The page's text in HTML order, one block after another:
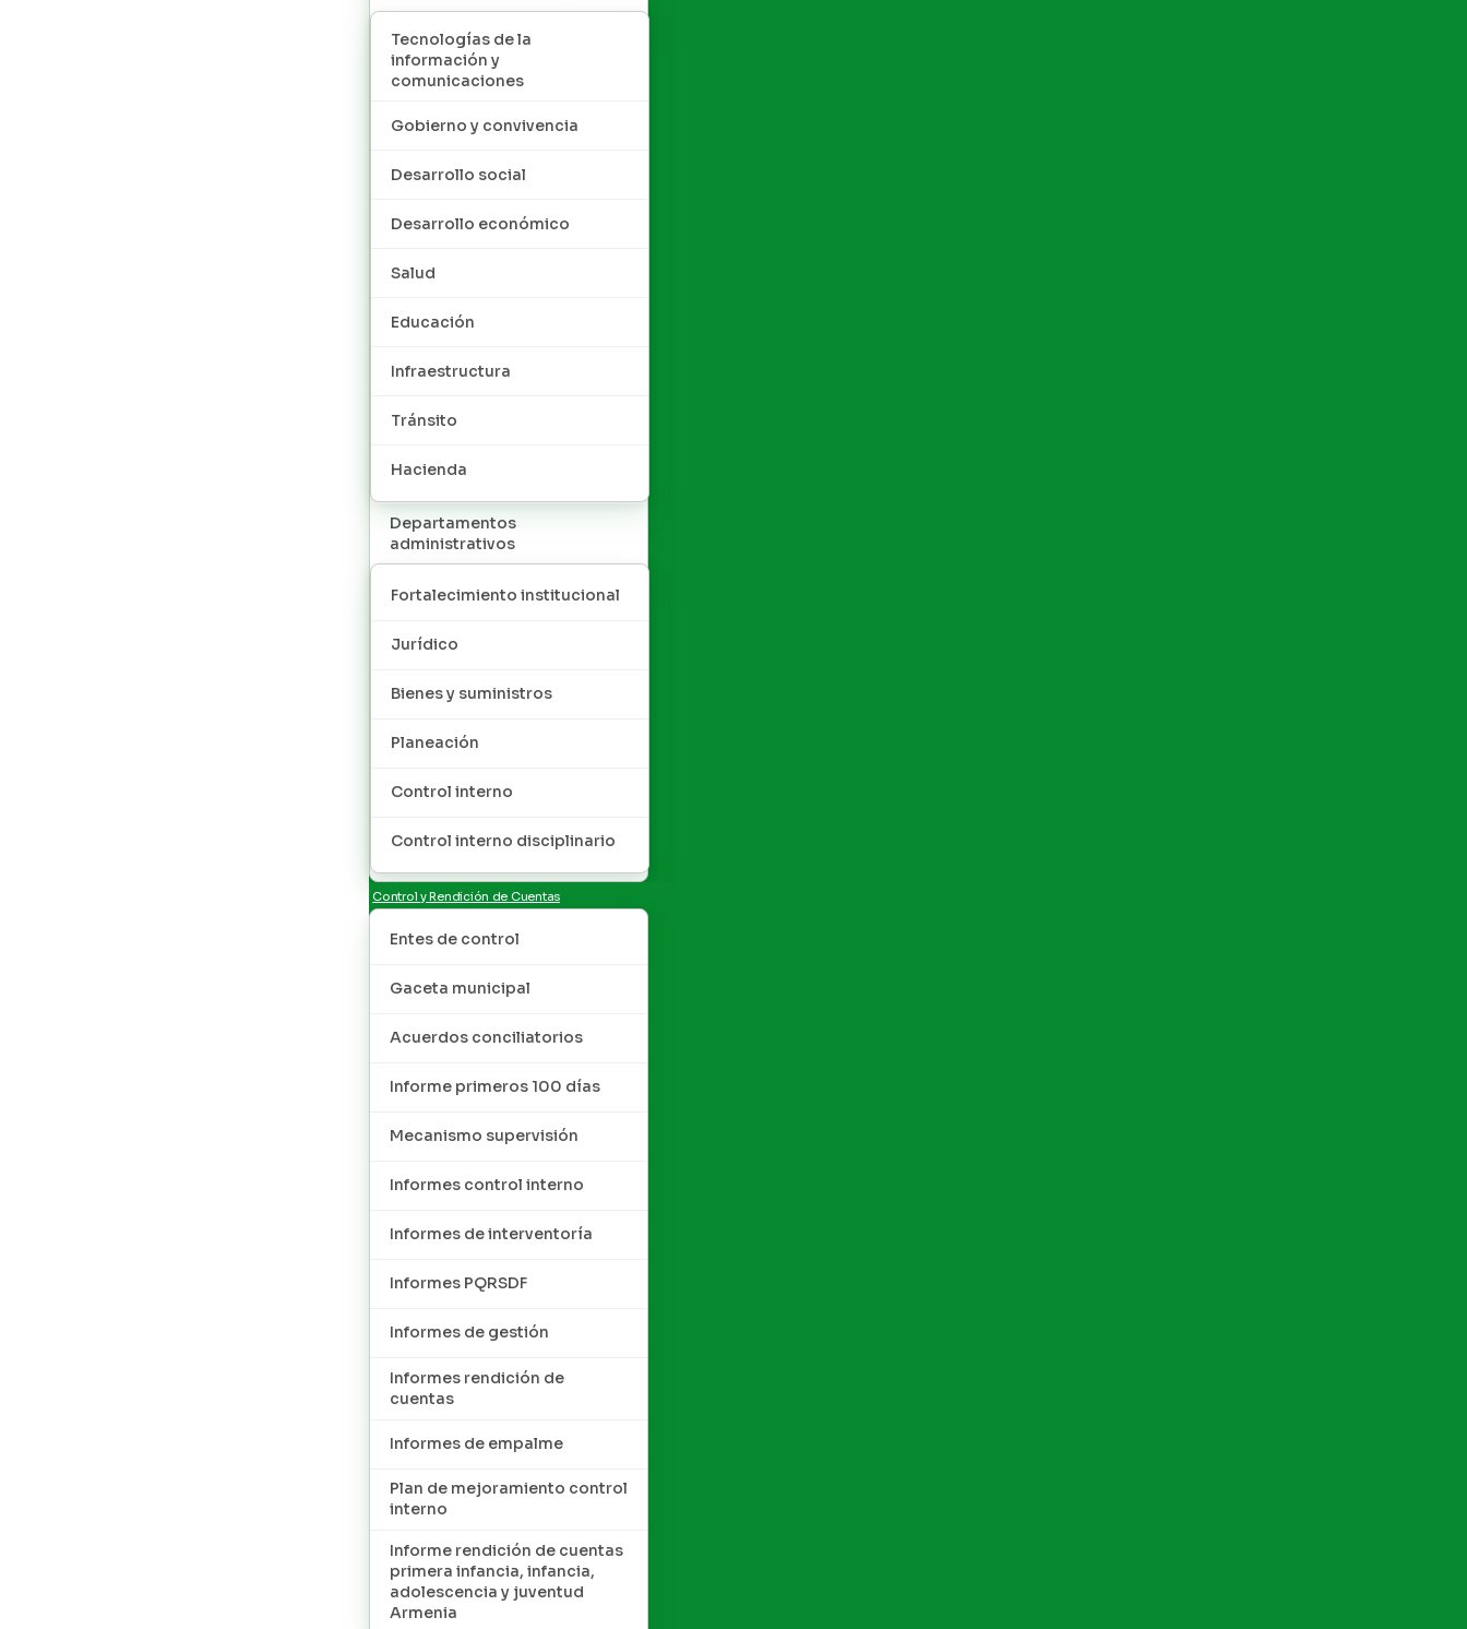
Tecnologías de la
información y
comunicaciones
Gobierno y convivencia
Desarrollo social
Desarrollo económico
Salud
Educación
Infraestructura
Tránsito
Hacienda
Departamentos
administrativos
Fortalecimiento institucional
Jurídico
Bienes y suministros
Planeación
Control interno
Control interno disciplinario
Control y Rendición de Cuentas
Entes de control
Gaceta municipal
Acuerdos conciliatorios
Informe primeros 100 días
Mecanismo supervisión
Informes control interno
Informes de interventoría
Informes PQRSDF
Informes de gestión
Informes rendición de
cuentas
Informes de empalme
Plan de mejoramiento control
interno
Informe rendición de cuentas
primera infancia, infancia,
adolescencia y juventud
Armenia